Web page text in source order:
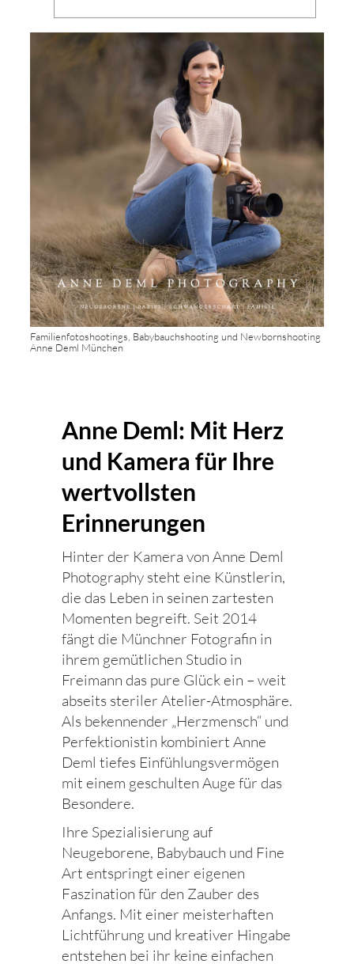
Familienfotoshootings, Babybauchshooting und Newbornshooting
Anne Deml München
Anne Deml: Mit Herz
und Kamera für Ihre
wertvollsten
Erinnerungen
Hinter der Kamera von Anne Deml
Photography steht eine Künstlerin,
die das Leben in seinen zartesten
Momenten begreift. Seit 2014
fängt die Münchner Fotografin in
ihrem gemütlichen Studio in
Freimann das pure Glück ein – weit
abseits steriler Atelier-Atmosphäre.
Als bekennender „Herzmensch“ und
Perfektionistin kombiniert Anne
Deml tiefes Einfühlungsvermögen
mit einem geschulten Auge für das
Besondere.
Ihre Spezialisierung auf
Neugeborene, Babybauch und Fine
Art entspringt einer eigenen
Faszination für den Zauber des
Anfangs. Mit einer meisterhaften
Lichtführung und kreativer Hingabe
entstehen bei ihr keine einfachen